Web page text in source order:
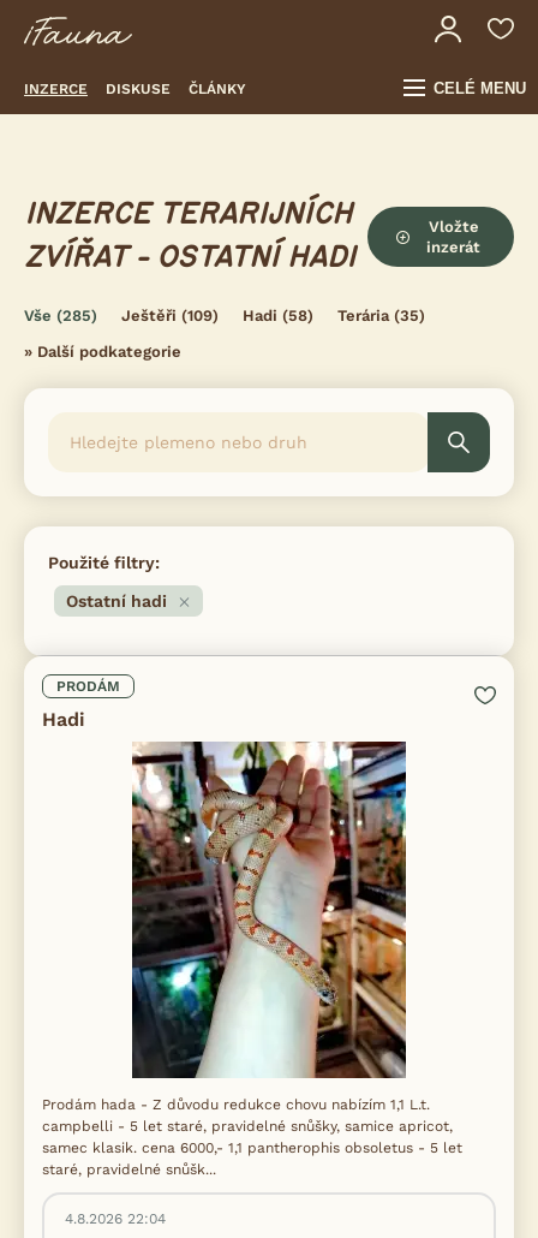
INZERCE DISKUSE ČLÁNKY CELÉ MENU
INZERCE TERARIJNÍCH
ZVÍŘAT - OSTATNÍ HADI
Vložte
inzerát
Vše (285) Ještěři (109) Hadi (58) Terária(35)
» Další podkategorie
Použité filtry:
Ostatní hadi
PRODÁM
Hadi
Prodám hada - Z důvodu redukce chovu nabízím 1,1 L.t.
campbelli - 5 let staré, pravidelné snůšky, samice apricot,
samec klasik. cena 6000,- 1,1 pantherophis obsoletus - 5 let
staré, pravidelné snůšk...
4.8.2026 22:04